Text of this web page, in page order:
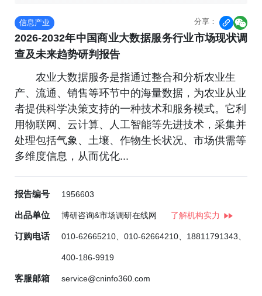
信息产业 分享：  
2026-2032年中国商业大数据服务行业市场现状调
查及未来趋势研判报告
农业大数据服务是指通过整合和分析农业生
产、流通、销售等环节中的海量数据，为农业从业
者提供科学决策支持的一种技术和服务模式。它利
用物联网、云计算、人工智能等先进技术，采集并
处理包括气象、土壤、作物生长状况、市场供需等
多维度信息，从而优化...
报告编号 1956603
出品单位 博研咨询&市场调研在线网 了解机构实力
订购电话 010-62665210、010-62664210、18811791343、
400-186-9919
客服邮箱 service@cninfo360.com